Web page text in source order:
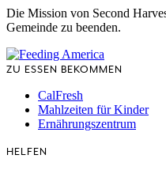
Die Mission von Second
Gemeinde zu beenden.
ZU ESSEN BEKOMMEN
CalFresh
Mahlzeiten für Kinder
Ernährungszentrum
HELFEN